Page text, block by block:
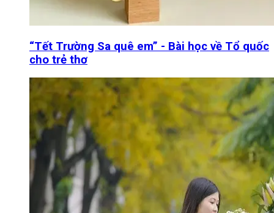
“Tết Trường Sa quê em” - Bài học về Tổ quốc
cho trẻ thơ